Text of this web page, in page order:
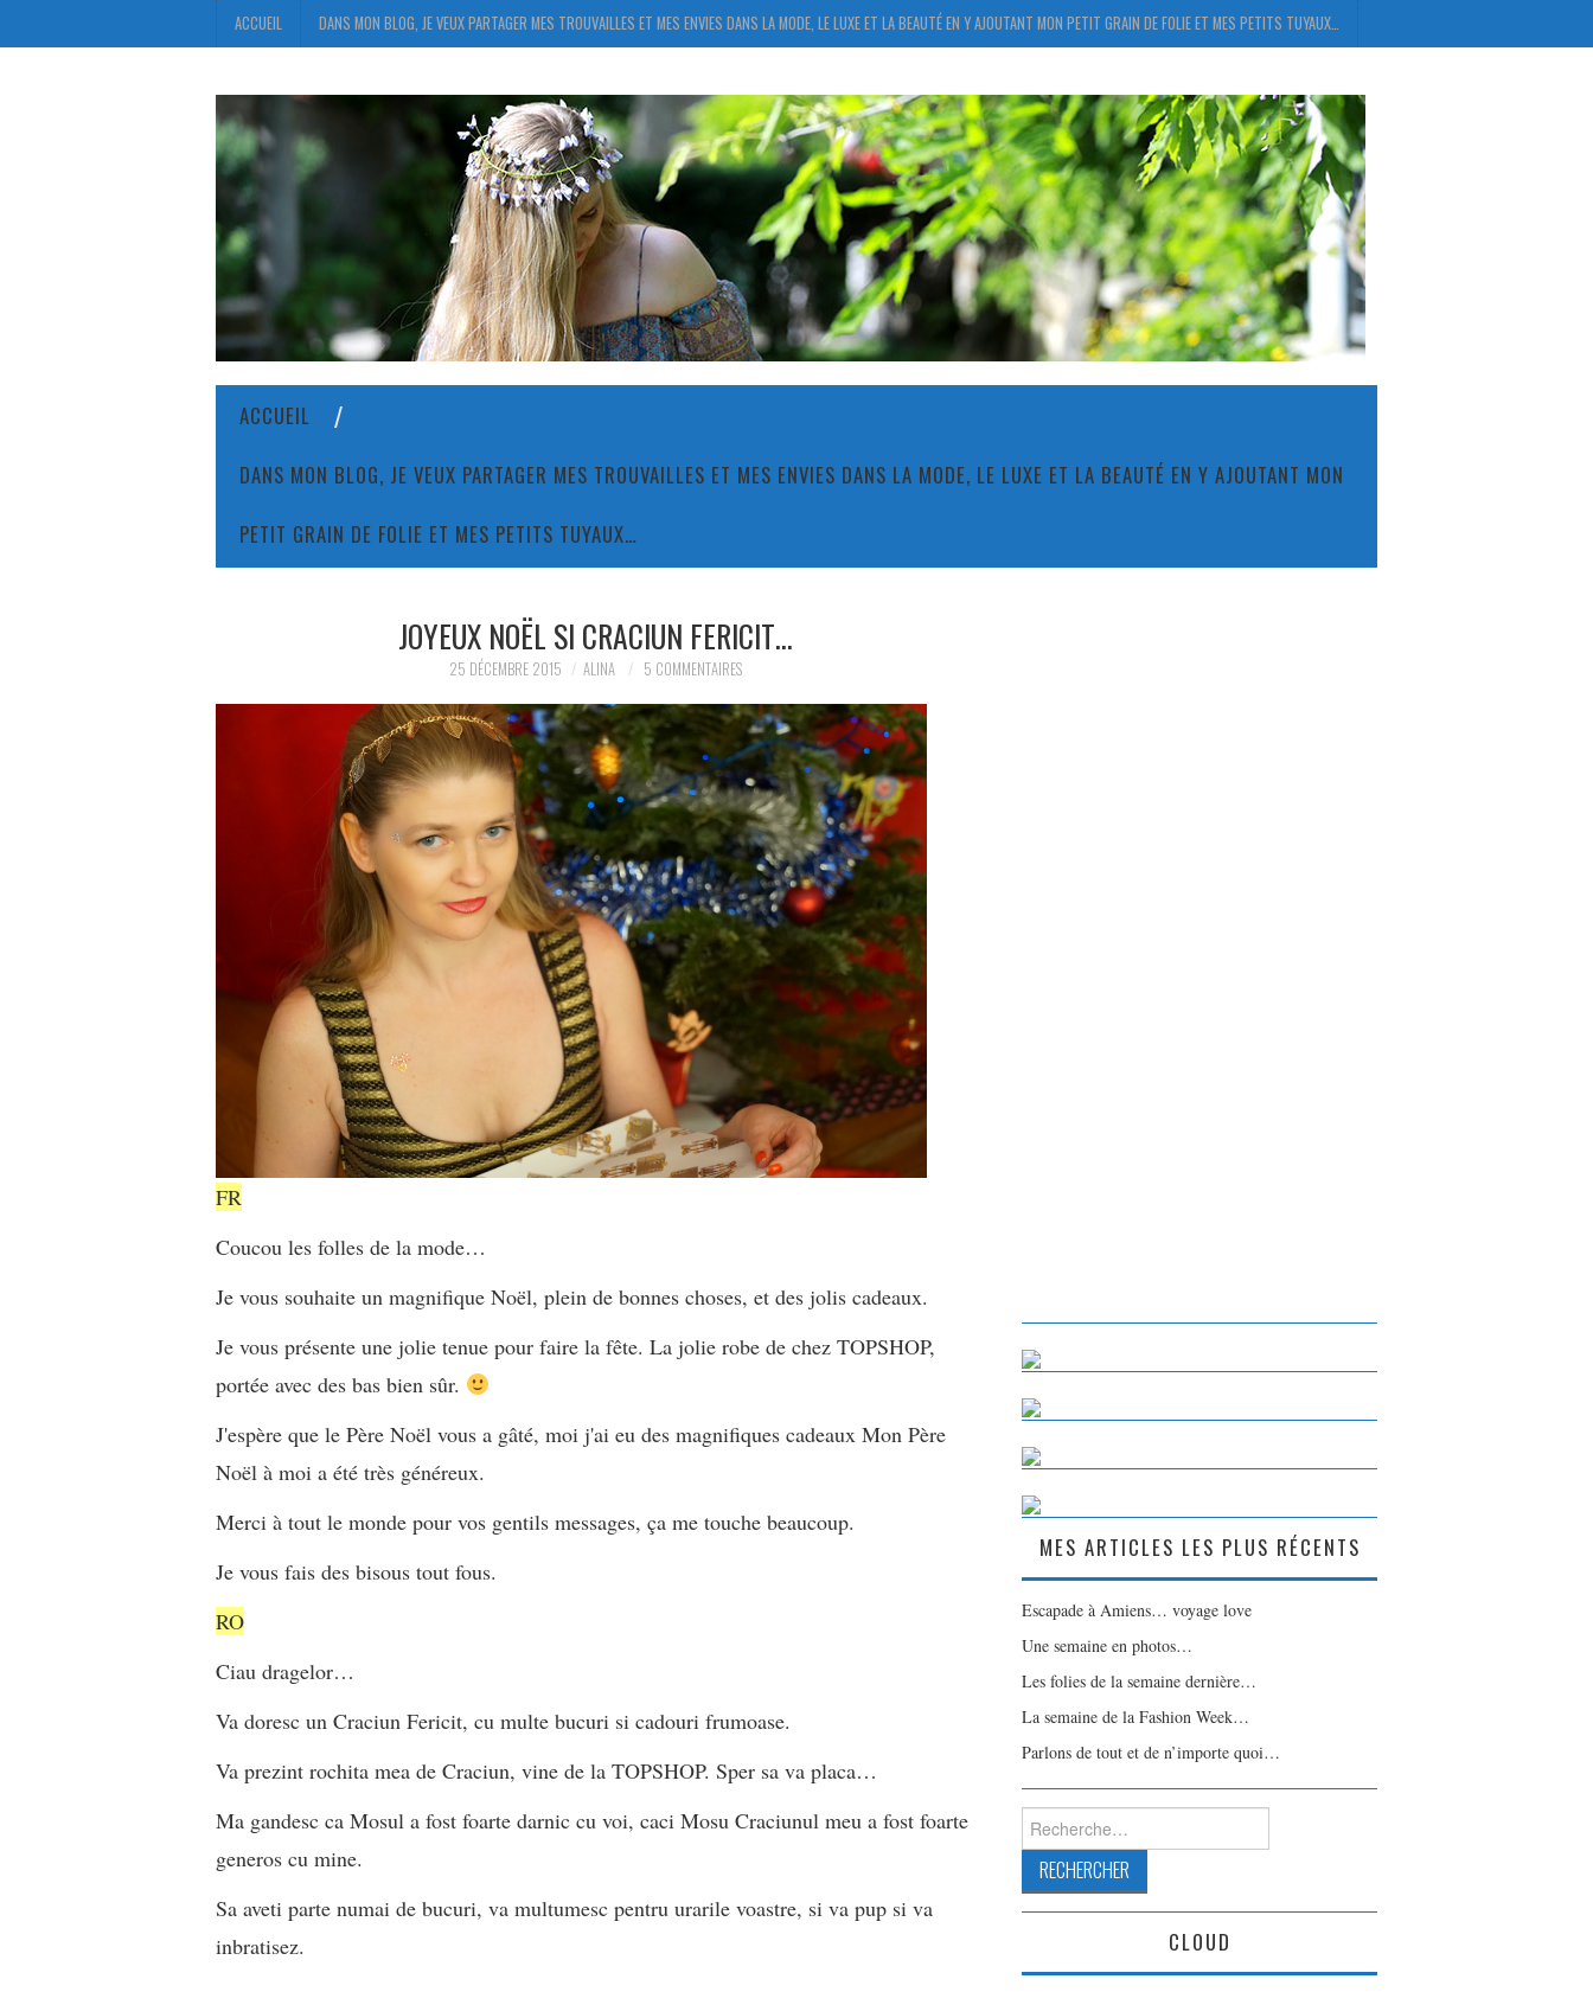
ACCUEIL DANS MON BLOG, JE VEUX PARTAGER MES TROUVAILLES ET MES ENVIES DANS LA MODE, LE LUXE ET LA BEAUTÉ EN Y AJOUTANT MON PETIT GRAIN DE FOLIE ET MES PETITS TUYAUX…
ACCUEIL
DANS MON BLOG, JE VEUX PARTAGER MES TROUVAILLES ET MES ENVIES DANS LA MODE, LE LUXE ET LA BEAUTÉ EN Y AJOUTANT MON
PETIT GRAIN DE FOLIE ET MES PETITS TUYAUX…
JOYEUX NOËL SI CRACIUN FERICIT…
25 DÉCEMBRE 2015 ALINA 5 COMMENTAIRES
FR
Coucou les folles de la mode…
Je vous souhaite un magnifique Noël, plein de bonnes choses, et des jolis cadeaux.
Je vous présente une jolie tenue pour faire la fête. La jolie robe de chez TOPSHOP,
portée avec des bas bien sûr.
J'espère que le Père Noël vous a gâté, moi j'ai eu des magnifiques cadeaux Mon Père
Noël à moi a été très généreux.
Merci à tout le monde pour vos gentils messages, ça me touche beaucoup.
Je vous fais des bisous tout fous.
RO
Ciau dragelor…
Va doresc un Craciun Fericit, cu multe bucuri si cadouri frumoase.
Va prezint rochita mea de Craciun, vine de la TOPSHOP. Sper sa va placa…
Ma gandesc ca Mosul a fost foarte darnic cu voi, caci Mosu Craciunul meu a fost foarte
generos cu mine.
Sa aveti parte numai de bucuri, va multumesc pentru urarile voastre, si va pup si va
inbratisez.
MES ARTICLES LES PLUS RÉCENTS
Escapade à Amiens… voyage love
Une semaine en photos…
Les folies de la semaine dernière…
La semaine de la Fashion Week…
Parlons de tout et de n’importe quoi…
Rechercher :
CLOUD